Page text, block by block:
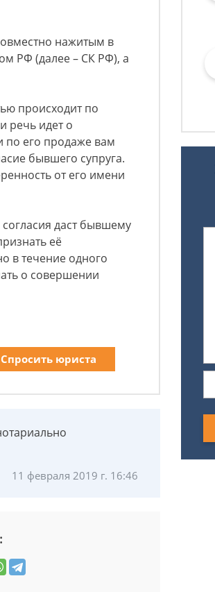
нажитым в
РФ (далее – СК РФ), а
происходит по
речь идет о
по его продаже вам
бывшего супруга.
от его имени
даст бывшему
её
в течение одного
о совершении
Спросить юриста
11 февраля 2019 г. 16:46